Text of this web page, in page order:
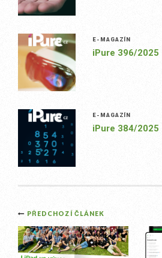
E-MAGAZÍN
iPure 396/2025
E-MAGAZÍN
iPure 384/2025
Post
navigation
PŘEDCHOZÍ ČLÁNEK